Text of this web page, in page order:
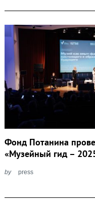
Фонд Потанина
«Музейный гид –
by press